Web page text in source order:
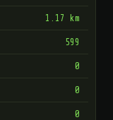
1.17 km
599
0
0
0